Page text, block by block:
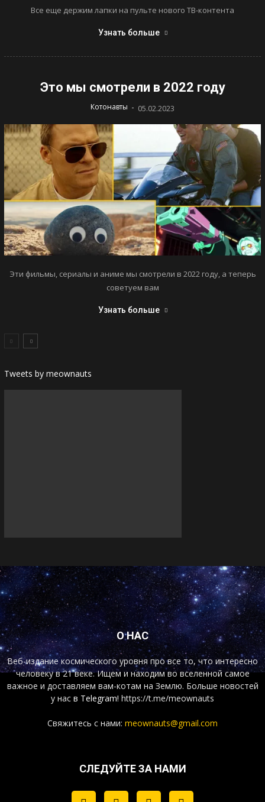
Все еще держим лапки на пульте нового ТВ-контента
Узнать больше
Это мы смотрели в 2022 году
Котонавты - 05.02.2023
Эти фильмы, сериалы и аниме мы смотрели в 2022 году, а теперь
советуем вам
Узнать больше
Tweets by meownauts
О НАС
Веб-издание космического уровня про все то, что интересно
человеку в 21 веке. Ищем и находим во вселенной самое
важное и доставляем вам-котам на Землю. Больше новостей
у нас в Telegram! https://t.me/meownauts
Свяжитесь с нами: meownauts@gmail.com
СЛЕДУЙТЕ ЗА НАМИ